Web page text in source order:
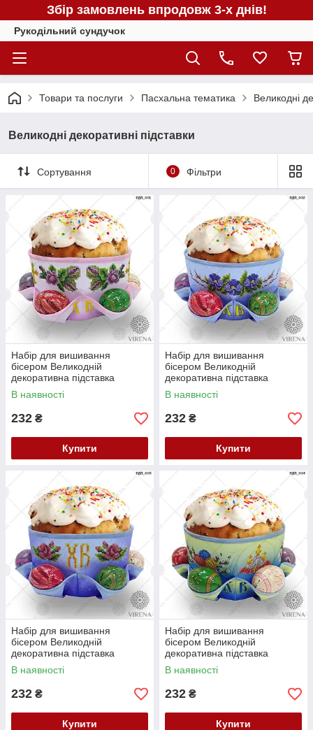
Збір замовлень впродовж 3-х днів!
Рукодільний сундучок
Товари та послуги Пасхальна тематика Великодні
Великодні декоративні підставки
Сортування 0 Фільтри
Набір для вишивання
бісером Великодній
декоративна підставка
ПДП-001
В наявності
232 ₴
Купити
Набір для вишивання
бісером Великодній
декоративна підставка
ПДП-002
В наявності
232 ₴
Купити
Набір для вишивання
бісером Великодній
декоративна підставка
ПДП-003
В наявності
232 ₴
Купити
Набір для вишивання
бісером Великодній
декоративна підставка
ПДП-004
В наявності
232 ₴
Купити